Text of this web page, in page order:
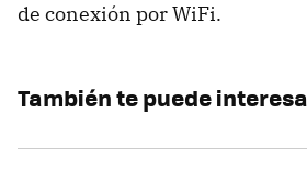
de conexión por WiFi.
También te puede